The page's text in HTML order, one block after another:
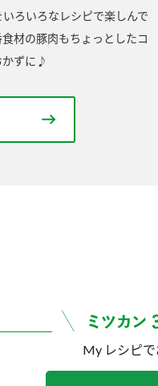
ろいろなレシピで楽しんで
材の豚肉もちょっとしたコ
かずに♪
My レシピ